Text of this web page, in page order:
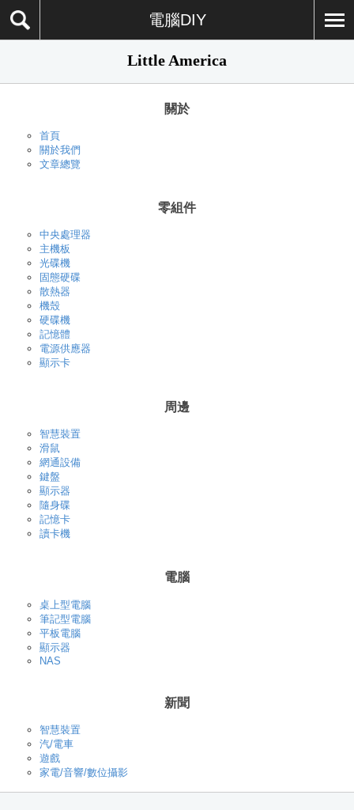
電腦DIY
Little America
關於
首頁
關於我們
文章總覽
零組件
中央處理器
主機板
光碟機
固態硬碟
散熱器
機殼
硬碟機
記憶體
電源供應器
顯示卡
周邊
智慧裝置
滑鼠
網通設備
鍵盤
顯示器
隨身碟
記憶卡
讀卡機
電腦
桌上型電腦
筆記型電腦
平板電腦
顯示器
NAS
新聞
智慧裝置
汽/電車
遊戲
家電/音響/數位攝影